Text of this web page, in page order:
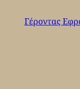
Γέροντας